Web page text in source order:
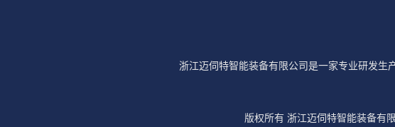
浙江迈伺特智能装备有限公司是一家专业研发生
版权所有 浙江迈伺特智能装备有